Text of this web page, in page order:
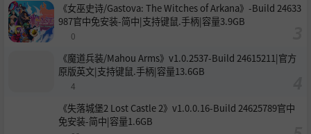
《女巫史诗/Gastova: The Witches of Arkana》-Build 24633
987官中免安装-简中|支持键鼠.手柄|容量3.9GB
0
《魔道兵装/Mahou Arms》v1.0.2537-Build 24615211|官方
原版英文|支持键鼠.手柄|容量13.6GB
4
《失落城堡2 Lost Castle 2》v1.0.0.16-Build 24625789官中
免安装-简中|容量1.6GB